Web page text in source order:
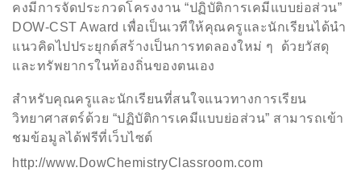
คงมีการจัดประกวดโครงงาน “ปฏิบัติการเคมีแบบย่อส่วน”
DOW-CST Award เพื่อเป็นเวทีให้คุณครูและนักเรียนได้นำ
แนวคิดไปประยุกต์สร้างเป็นการทดลองใหม่ ๆ
ด้วยวัสดุ
และทรัพยากรในท้องถิ่นของตนเอง
สำหรับคุณครูและนักเรียนที่สนใจแนวทางการเรียน
วิทยาศาสตร์ด้วย “ปฏิบัติการเคมีแบบย่อส่วน” สามารถเข้า
ชมข้อมูลได้ฟรีที่เว็บไซต์
http://www.DowChemistryClassroom.com